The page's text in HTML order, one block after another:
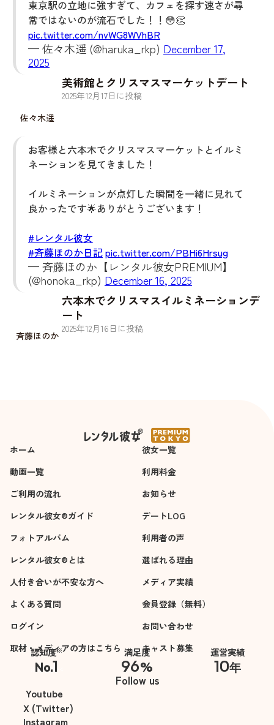
東京駅の立地に強すぎて、カフェを探す速さが尋
常ではないのが流石でした！！😳👏
pic.twitter.com/nvWG8WVhBR
— 佐々木遥 (@haruka_rkp) December 17,
2025
佐々木遥
美術館とクリスマスマーケットデート
2025年12月 17日に投稿
お客様と六本木でクリスマスマーケットとイルミ
ネーションを見てきました！
イルミネーションが点灯した瞬間を一緒に見れて
良かったです🌟ありがとうございます！
#レンタル彼女
#斉藤ほのか日記pic.twitter.com/PBHi6Hrsug
— 斉藤ほのか【レンタル彼女PREMIUM】
(@honoka_rkp) December 16, 2025
斉藤ほのか
六本木でクリスマスイルミネーションデ
ート
2025年12月 16 日に投稿
ホーム
彼女一覧
動画一覧
利用料金
ご利用の流れ
お知らせ
レンタル彼女®ガイド
デートLOG
フォトアルバム
利用者の声
レンタル彼女®とは
選ばれる理由
人付き合いが不安な方へ
メディア実績
よくある質問
会員登録（無料）
ログイン
お問い合わせ
取材・メディアの方はこちら
キャスト募集
認知度※
No.1
※自社調べ
満足度
96%
運営実績
10年
Follow us
Youtube
X (Twitter)
Instagram